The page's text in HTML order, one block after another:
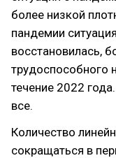
более низкой
пандемии
восстановилась,
трудоспособного
течение 2022
все.
Количество
сокращаться в